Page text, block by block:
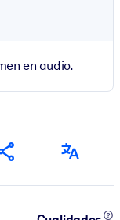
en audio.